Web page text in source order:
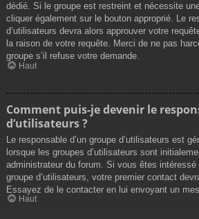
dédié. Si le groupe est restreint et nécessite
cliquer également sur le bouton approprié. Le
d’utilisateurs devra alors approuver votre
la raison de votre requête. Merci de ne pas
groupe s’il refuse votre demande.
Haut
Comment puis-je devenir le
d’utilisateurs ?
Le responsable d’un groupe d’utilisateurs est
lorsque les groupes d’utilisateurs sont
administrateur du forum. Si vous êtes intéressé
groupe d’utilisateurs, votre premier contact
Essayez de le contacter en lui envoyant un
Haut